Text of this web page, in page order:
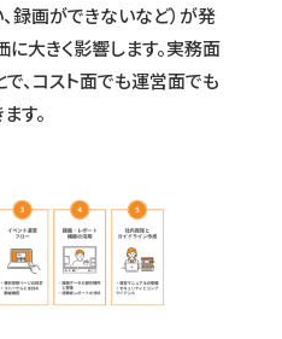
録画ができないなど）が発
に大きく影響します。実務面
で、コスト面でも運営面でも
す。